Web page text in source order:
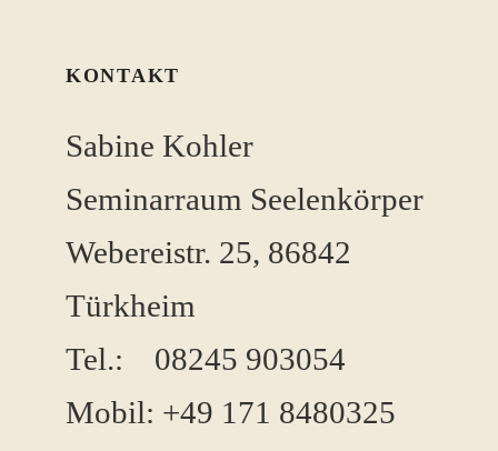
KONTAKT
Sabine Kohler
Seminarraum Seelenkörper
Webereistr. 25, 86842
Türkheim
Tel.: 08245 ​903054
Mobil: +49 171 8480325